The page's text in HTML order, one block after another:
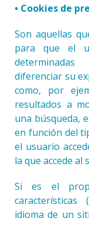
• Cookies de
Son aquellas
para que el
diferenciar su
como, por
resultados a
una búsqueda,
en función del
el usuario
la que accede al
Si es el
idioma de un